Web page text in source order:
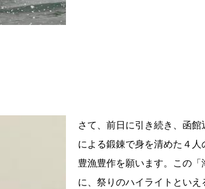
さて、前日に引き続き、函
による鍛錬で身を清めた４人
豊漁豊作を願います。この
に、祭りのハイライトといえ